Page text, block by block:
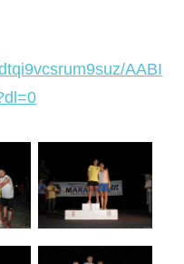
AABI